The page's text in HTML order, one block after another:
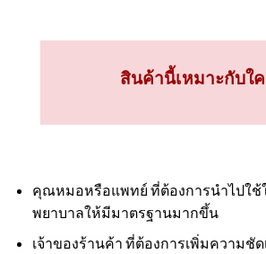
สินค้านี้เหมาะกับใค
คุณหมอหรือแพทย์ ที่ต้องการนำไปใช้
พยาบาลให้มีมาตรฐานมากขึ้น
เจ้าของร้านค้า ที่ต้องการเพิ่มความชั